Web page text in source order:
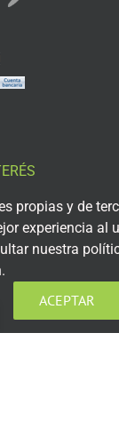
Redes Sociales
propias y de
experiencia al
nuestra
ACEPTAR